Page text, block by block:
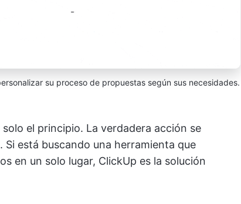
su proceso de propuestas según sus necesidades.
el principio. La verdadera acción se
está buscando una herramienta que
en un solo lugar, ClickUp es la solución